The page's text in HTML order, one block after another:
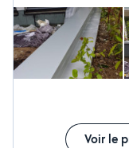
Voir le